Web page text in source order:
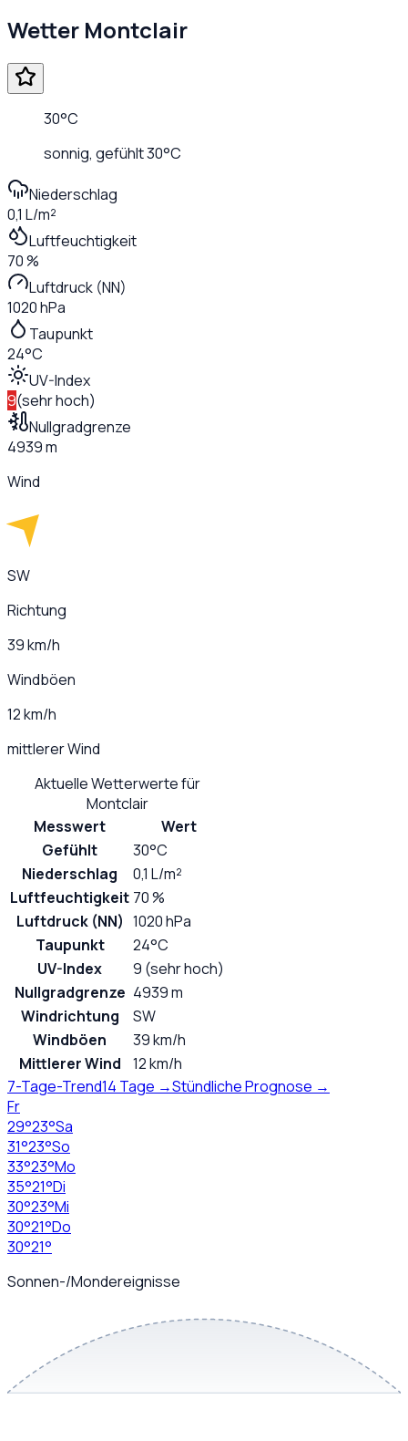
Wetter Montclair
30°C
sonnig, gefühlt30°C
Niederschlag
0,1 L/m²
Luftfeuchtigkeit
70 %
Luftdruck (NN)
1020 hPa
Taupunkt
24°C
UV-Index
9(sehr hoch)
Nullgradgrenze
4939 m
Wind
SW
Richtung
39 km/h
Windböen
12 km/h
mittlerer Wind
Aktuelle Wetterwerte für
Montclair
Messwert
Wert
Gefühlt
30°C
Niederschlag
0,1 L/m²
Luftfeuchtigkeit 70 %
Luftdruck (NN) 1020 hPa
Taupunkt
24°C
UV-Index
9 (sehr hoch)
Nullgradgrenze 4939 m
Windrichtung
SW
Windböen
39 km/h
Mittlerer Wind
12 km/h
7-Tage-Trend14 Tage →Stündliche Prognose →
Fr
29°23°Sa
31°23°So
33°23°Mo
35°21°Di
30°23°Mi
30°21°Do
30°21°
Sonnen-/Mondereignisse